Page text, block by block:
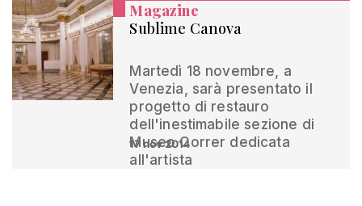
Magazine
Sublime Canova
Martedì 18 novembre, a
Venezia, sarà presentato il
progetto di restauro
dell'inestimabile sezione di
Museo Correr dedicata
all'artista
17 nov 2014